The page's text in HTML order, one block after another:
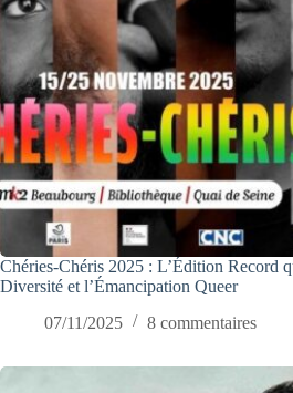
Chéries-Chéris 2025 : L’Édition Record
Diversité et l’Émancipation Queer
07/11/2025
8 commentaires